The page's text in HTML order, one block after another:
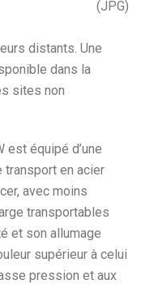
distants. Une
dans la
sites non
est équipé d’une
transport en acier
avec moins
transportables
et son allumage
supérieur à celui
pression et aux